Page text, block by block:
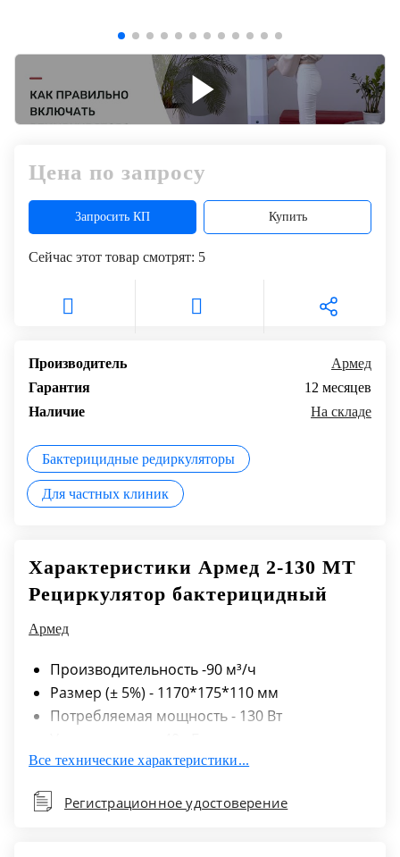
медицинского
бизнеса
Обучение
Trade-
Лизинг
310-
70-
51
Цена по запросу
Запросить КП Купить
Сейчас этот товар смотрят: 5
Производитель
Армед
Гарантия
12 месяцев
Наличие
На складе
Бактерицидные редиркуляторы
Для частных клиник
Характеристики Армед 2-130 МТ
Рециркулятор бактерицидный
Армед
Производительность -90 м³/ч
Размер (± 5%) - 1170*175*110 мм
Потребляемая мощность - 130 Вт
Электропитание - 220 В 50/60 Гц
Количество ламп - 2 шт.
Все технические характеристики...
Регистрационное удостоверение